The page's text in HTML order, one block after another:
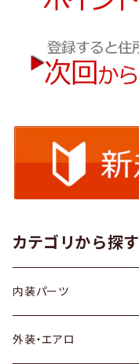
カテゴリから探す
内装パーツ
トヨタ
外装・エアロ